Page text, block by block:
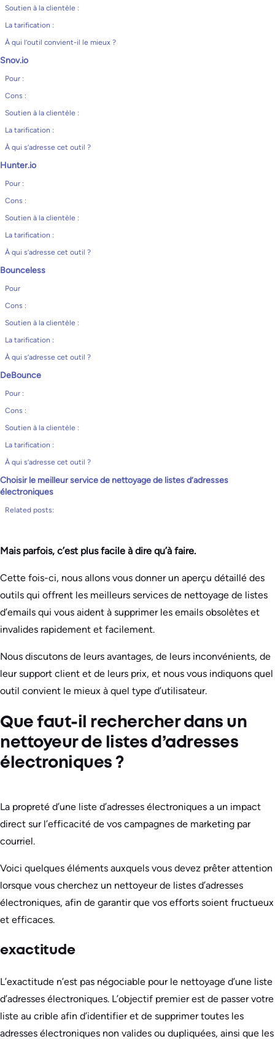
Soutien à la clientèle :
La tarification :
À qui l’outil convient-il le mieux ?
Snov.io
Pour :
Cons :
Soutien à la clientèle :
La tarification :
À qui s’adresse cet outil ?
Hunter.io
Pour :
Cons :
Soutien à la clientèle :
La tarification :
À qui s’adresse cet outil ?
Bounceless
Pour
Cons :
Soutien à la clientèle :
La tarification :
À qui s’adresse cet outil ?
DeBounce
Pour :
Cons :
Soutien à la clientèle :
La tarification :
À qui s’adresse cet outil ?
Choisir le meilleur service de nettoyage de listes d’adresses
électroniques
Related posts:
Mais parfois, c’est plus facile à dire qu’à faire.
Cette fois-ci, nous allons vous donner un aperçu détaillé des
outils qui offrent les meilleurs services de nettoyage de listes
d’emails qui vous aident à supprimer les emails obsolètes et
invalides rapidement et facilement.
Nous discutons de leurs avantages, de leurs inconvénients, de
leur support client et de leurs prix, et nous vous indiquons quel
outil convient le mieux à quel type d’utilisateur.
Que faut-il rechercher dans un
nettoyeur de listes d’adresses
électroniques ?
La propreté d’une liste d’adresses électroniques a un impact
direct sur l’efficacité de vos campagnes de marketing par
courriel.
Voici quelques éléments auxquels vous devez prêter attention
lorsque vous cherchez un nettoyeur de listes d’adresses
électroniques, afin de garantir que vos efforts soient fructueux
et efficaces.
exactitude
L’exactitude n’est pas négociable pour le nettoyage d’une liste
d’adresses électroniques. L’objectif premier est de passer votre
liste au crible afin d’identifier et de supprimer toutes les
adresses électroniques non valides ou dupliquées, ainsi que les